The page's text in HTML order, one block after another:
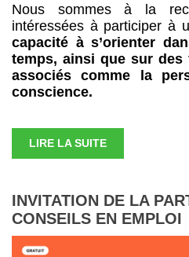
Nous sommes à la
intéressées à participer à
capacité à s’orienter
temps, ainsi que sur des
associés comme la
conscience.
LIRE LA SUITE
INVITATION DE LA
CONSEILS EN EMPLOI